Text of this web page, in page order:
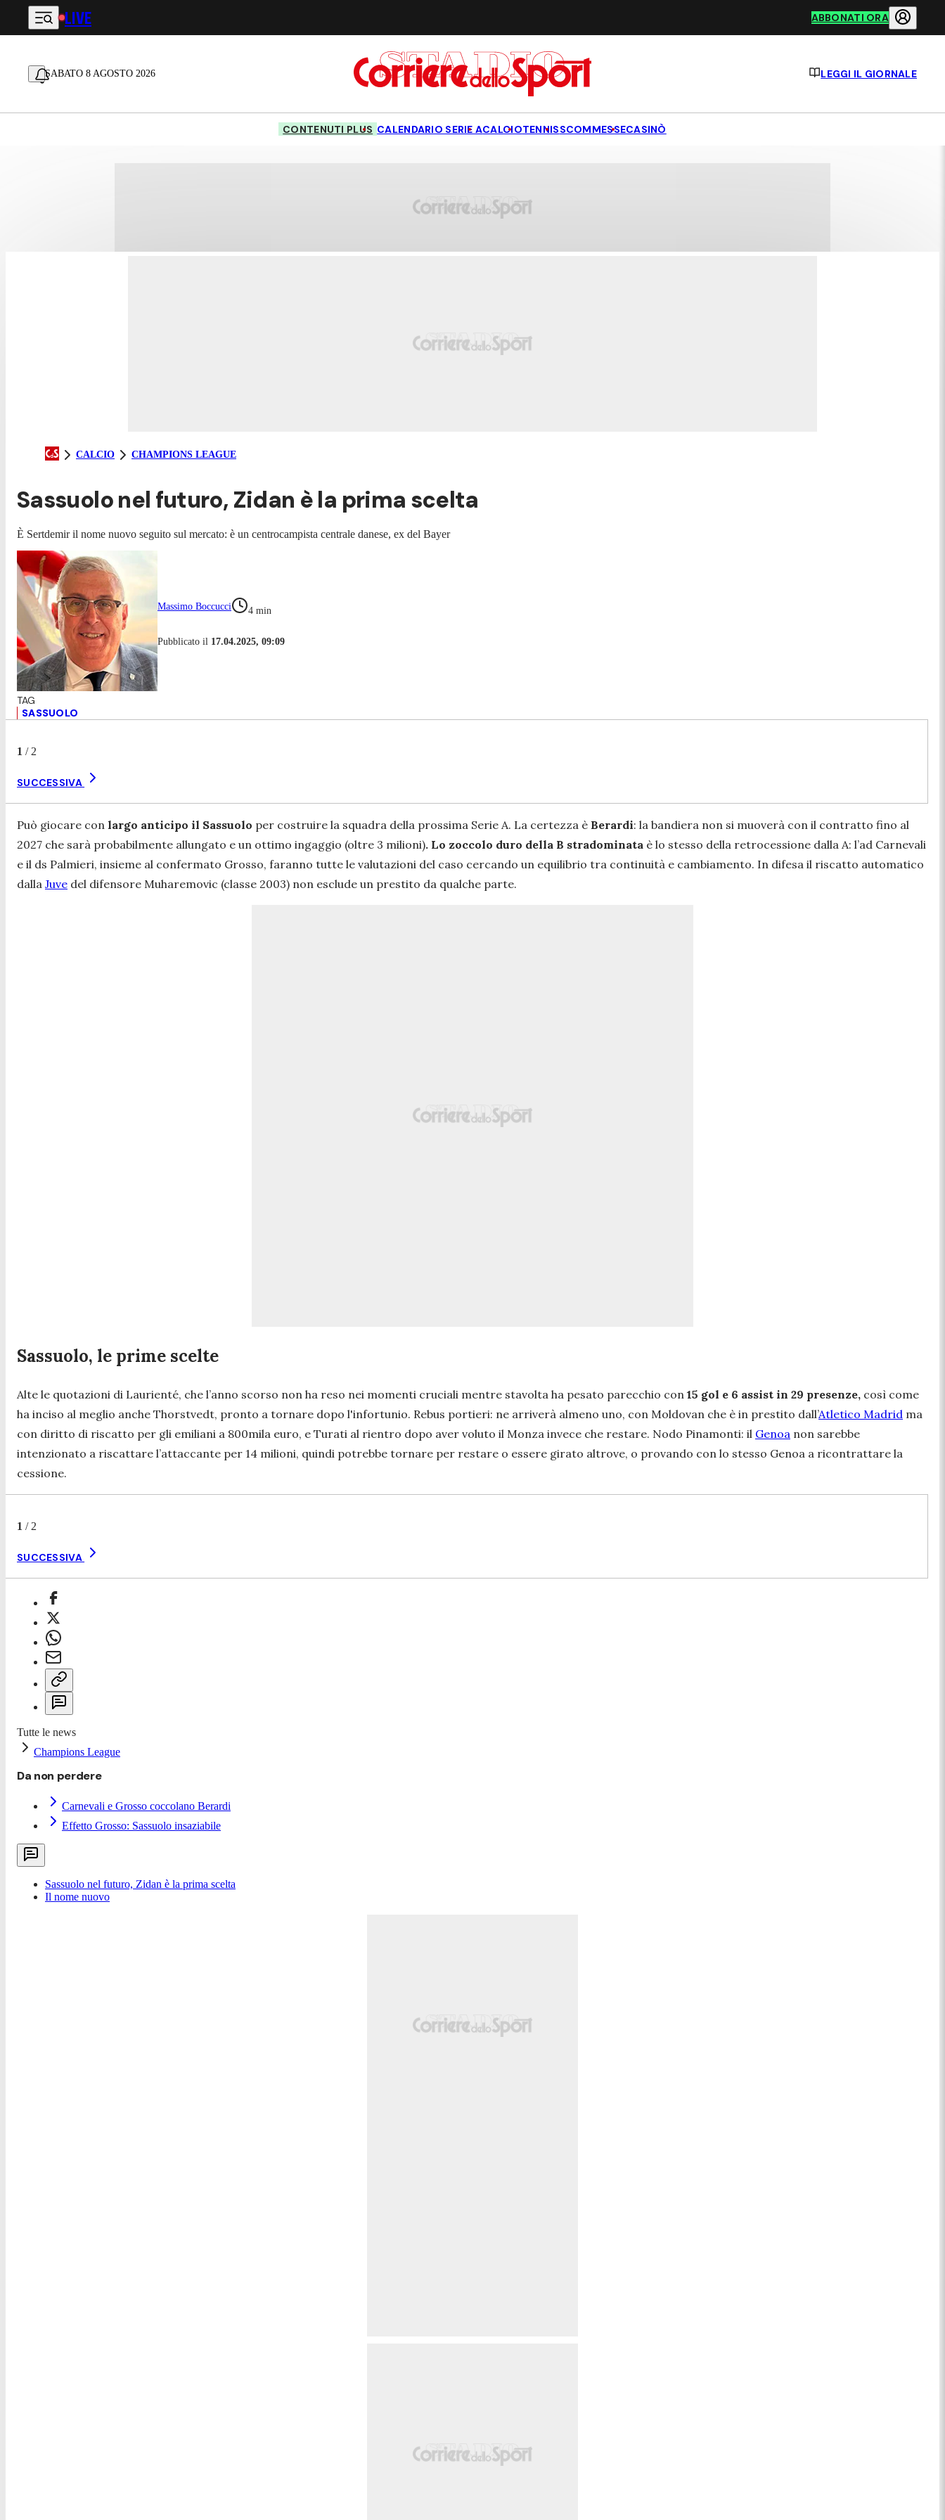
Vai al contenuto principale
LIVE ABBONATI ORA
SABATO 8 AGOSTO 2026 LEGGI IL GIORNALE
CONTENUTI PLUS CALENDARIO SERIE ACALCIOTENNISSCOMMESSECASINÒ
CALCIO CHAMPIONS LEAGUE
Sassuolo nel futuro, Zidan è la prima scelta
È Sertdemir il nome nuovo seguito sul mercato: è un centrocampista centrale danese, ex del Bayer
Massimo Boccucci 4 min
Pubblicato il 17.04.2025, 09:09
SASSUOLO
1 / 2
SUCCESSIVA
Può giocare con largo anticipo il Sassuolo per costruire la squadra della prossima Serie A. La certezza è Berardi: la bandiera non si muoverà con il contratto fino al
2027 che sarà probabilmente allungato e un ottimo ingaggio (oltre 3 milioni). Lo zoccolo duro della B stradominata è lo stesso della retrocessione dalla A: l’ad Carnevali
e il ds Palmieri, insieme al confermato Grosso, faranno tutte le valutazioni del caso cercando un equilibrio tra continuità e cambiamento. In difesa il riscatto automatico
dalla Juve del difensore Muharemovic (classe 2003) non esclude un prestito da qualche parte.
Sassuolo, le prime scelte
Alte le quotazioni di Laurienté, che l’anno scorso non ha reso nei momenti cruciali mentre stavolta ha pesato parecchio con 15 gol e 6 assist in 29 presenze, così come
ha inciso al meglio anche Thorstvedt, pronto a tornare dopo l'infortunio. Rebus portieri: ne arriverà almeno uno, con Moldovan che è in prestito dall’Atletico Madrid ma
con diritto di riscatto per gli emiliani a 800mila euro, e Turati al rientro dopo aver voluto il Monza invece che restare. Nodo Pinamonti: il Genoa non sarebbe
intenzionato a riscattare l’attaccante per 14 milioni, quindi potrebbe tornare per restare o essere girato altrove, o provando con lo stesso Genoa a ricontrattare la
cessione.
1 /2
SUCCESSIVA
Tutte le news
Champions League
Da non perdere
Carnevali e Grosso coccolano Berardi
Effetto Grosso: Sassuolo insaziabile
Sassuolo nel futuro, Zidan è la prima scelta
Il nome nuovo